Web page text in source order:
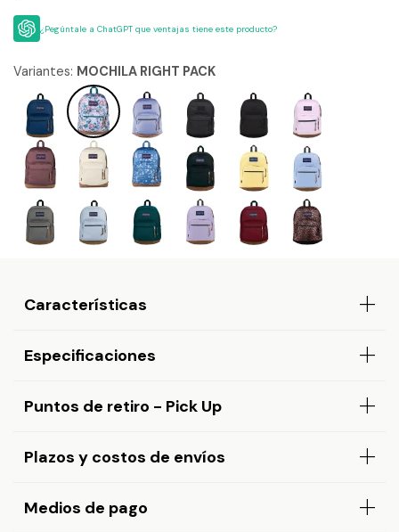
¿Pegúntale a ChatGPT que ventajas tiene este producto?
Variantes: MOCHILA RIGHT PACK
Características
Especificaciones
Puntos de retiro - Pick Up
Plazos y costos de envíos
Medios de pago